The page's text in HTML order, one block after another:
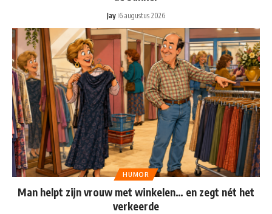
Jay 6 augustus 2026
HUMOR
Man helpt zijn vrouw met winkelen… en zegt nét het
verkeerde